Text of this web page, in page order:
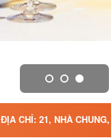
ĐỊA CHỈ: 21, NHÀ